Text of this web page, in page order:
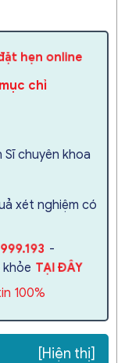
đặt hẹn online
chỉ
Sĩ chuyên khoa
xét nghiệm có
-
TẠI ĐÂY
100%
[Hiện thị]